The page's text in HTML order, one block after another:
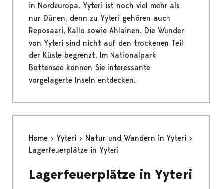
in Nordeuropa. Yyteri ist noch viel mehr als
nur Dünen, denn zu Yyteri gehören auch
Reposaari, Kallo sowie Ahlainen. Die Wunder
von Yyteri sind nicht auf den trockenen Teil
der Küste begrenzt. Im Nationalpark
Bottensee können Sie interessante
vorgelagerte Inseln entdecken.
Home Yyteri
Natur und Wandern in Yyteri
Lagerfeuerplätze in Yyteri
Lagerfeuerplätze in Yyteri